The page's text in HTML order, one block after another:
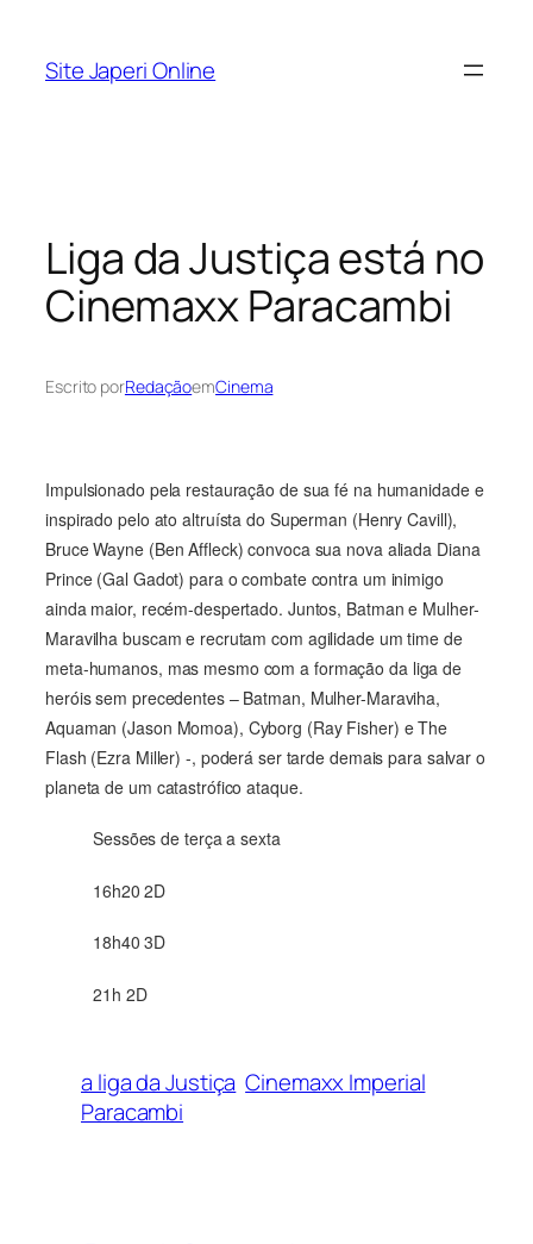
Site Japeri Online
Liga da Justiça está no
Cinemaxx Paracambi
Escrito porRedaçãoemCinema
Impulsionado pela restauração de sua fé na humanidade e
inspirado pelo ato altruísta do Superman (Henry Cavill),
Bruce Wayne (Ben Affleck) convoca sua nova aliada Diana
Prince (Gal Gadot) para o combate contra um inimigo
ainda maior, recém-despertado. Juntos, Batman e Mulher-
Maravilha buscam e recrutam com agilidade um time de
meta-humanos, mas mesmo com a formação da liga de
heróis sem precedentes – Batman, Mulher-Maraviha,
Aquaman (Jason Momoa), Cyborg (Ray Fisher) e The
Flash (Ezra Miller) -, poderá ser tarde demais para salvar o
planeta de um catastrófico ataque.
Sessões de terça a sexta
16h20 2D
18h40 3D
21h 2D
a liga da Justiça Cinemaxx Imperial
Paracambi